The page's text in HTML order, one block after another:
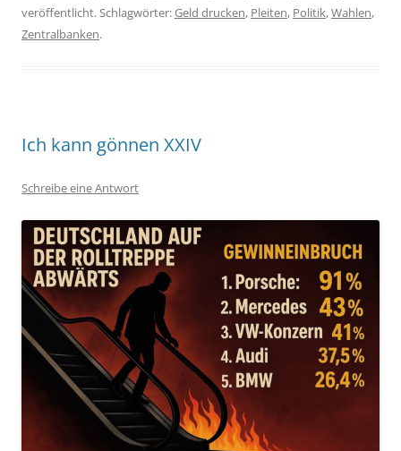
veröffentlicht. Schlagwörter:Geld drucken, Pleiten, Politik,Wahlen,
Zentralbanken.
Ich kann gönnen XXIV
Schreibe eine Antwort